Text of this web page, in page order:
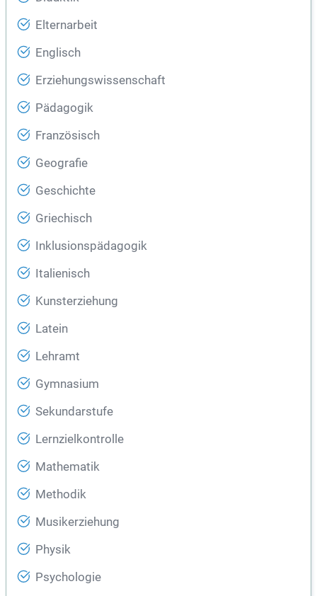
Elternarbeit
Englisch
Erziehungswissenschaft
Pädagogik
Französisch
Geografie
Geschichte
Griechisch
Inklusionspädagogik
Italienisch
Kunsterziehung
Latein
Lehramt
Gymnasium
Sekundarstufe
Lernzielkontrolle
Mathematik
Methodik
Musikerziehung
Physik
Psychologie